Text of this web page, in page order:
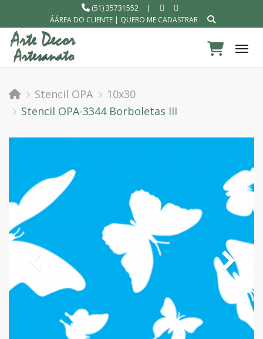
(51) 35731552
|
ÁÁREA DO CLIENTE| QUERO ME CADASTRAR
Stencil OPA
10x30
Stencil OPA-3344 Borboletas III